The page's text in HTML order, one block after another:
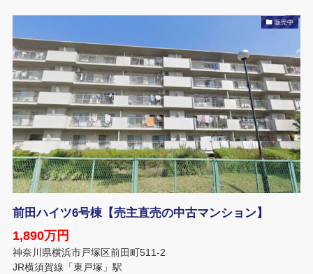
販売中
前田ハイツ6号棟【売主直売の中古マンション】
1,890万円
神奈川県横浜市戸塚区前田町511-2
JR横須賀線「東戸塚」駅